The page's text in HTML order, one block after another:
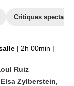
Critiques
| 2h 00min |
Ruiz
Elsa Zylberstein